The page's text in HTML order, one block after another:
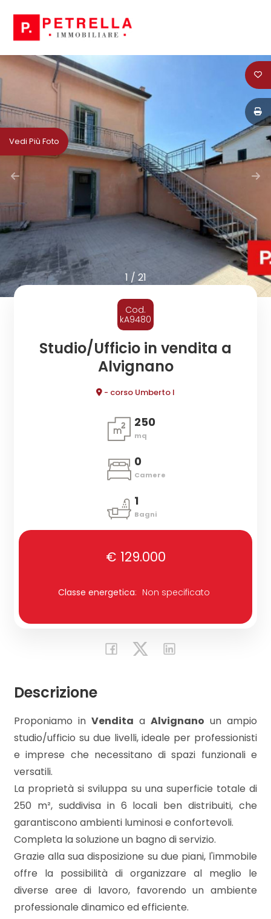
1 / 21
Vedi Più Foto
Cod.
kA9480
Studio/Ufficio in vendita a
Alvignano
- corso Umberto I
250
mq
0
Camere
1
Bagni
€ 129.000
Classe energetica: Non specificato
Descrizione
Proponiamo inVendita a Alvignano un ampio
studio/ufficio su due livelli, ideale per professionisti
e imprese che necessitano di spazi funzionali e
versatili.
La proprietà si sviluppa su una superficie totale di
250 m², suddivisa in 6 locali ben distribuiti, che
garantiscono ambienti luminosi e confortevoli.
Completa la soluzione un bagno di servizio.
Grazie alla sua disposizione su due piani, l'immobile
offre la possibilità di organizzare al meglio le
diverse aree di lavoro, favorendo un ambiente
professionale dinamico ed efficiente.
HOME
CHI
SIAMO
IN
VENDITA
AFFITTO
NEWS
CONTATTI
Codice
Contratto
Qualsiasi
Vendita
Scegli
dove
cercare
Comune
Prezzo
Totale
mq